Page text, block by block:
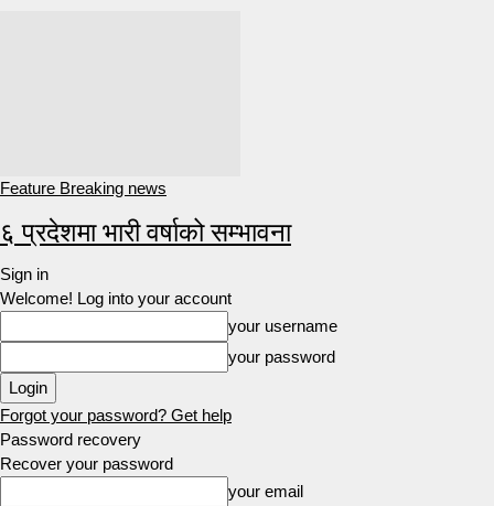
Feature Breaking news
६ प्रदेशमा भारी वर्षाको सम्भावना
Sign in
Welcome! Log into your account
your username
your password
Forgot your password? Get help
Password recovery
Recover your password
your email